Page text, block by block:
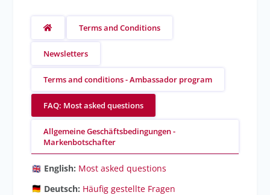
Terms and Conditions
Newsletters
Terms and conditions - Ambassador program
FAQ: Most asked questions
Allgemeine Geschäftsbedingungen -
Markenbotschafter
English: Most asked questions
Deutsch: Häufig gestellte Fragen